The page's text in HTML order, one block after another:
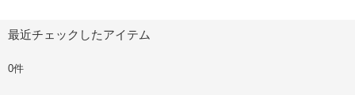
最近チェックしたアイテム
0件